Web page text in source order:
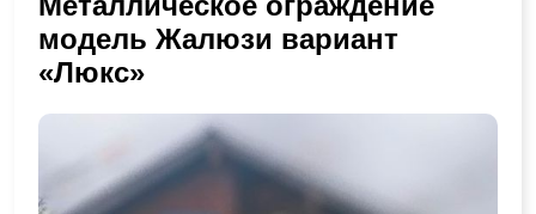
модель Жалюзи вариант
«Люкс»